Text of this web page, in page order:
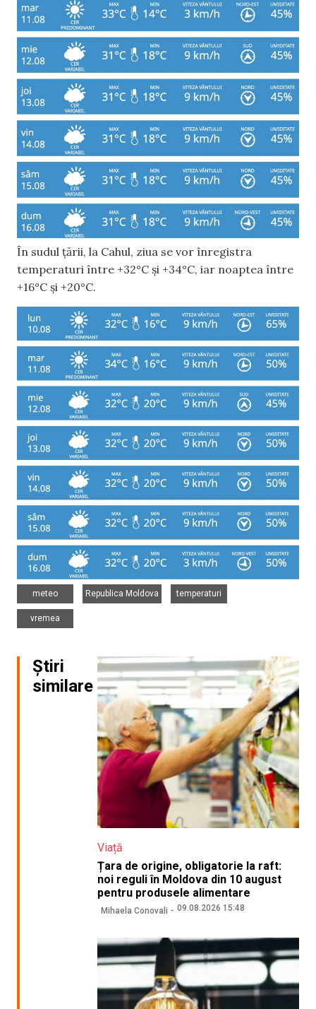
În sudul țării, la Cahul, ziua se vor înregistra
temperaturi între +32°C și +34°C, iar noaptea între
+16°C și +20°C.
meteo
Republica Moldova
temperaturi
vremea
Știri
similare
Viață
Țara de origine, obligatorie la raft:
noi reguli în Moldova din 10 august
pentru produsele alimentare
Mihaela Conovali 09.08.2026 15:48